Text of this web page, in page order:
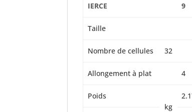
IERCE 9
Taille
Nombre de cellules 32
Allongement à plat 4
Poids
kg